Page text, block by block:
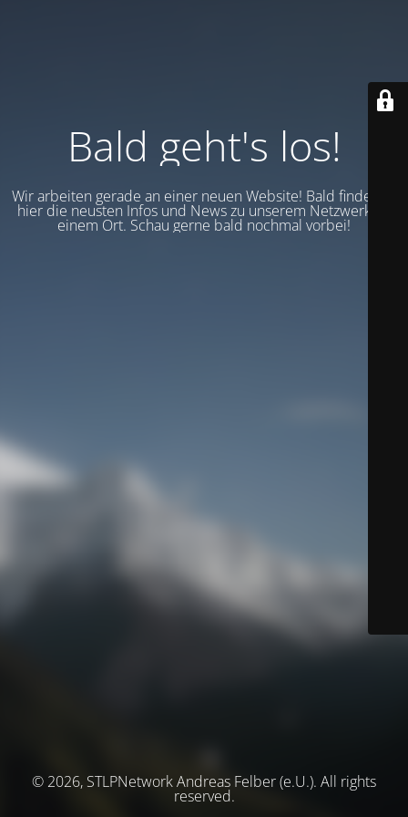
Bald geht's los!
Wir arbeiten gerade an einer neuen Website! Bald findest du
hier die neusten Infos und News zu unserem Netzwerk an
einem Ort. Schau gerne bald nochmal vorbei!
© 2026, STLPNetwork Andreas Felber (e.U.). All rights
reserved.